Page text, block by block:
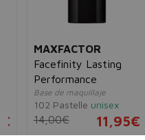
MAXFACTOR
Facefinity Lasting
Performance
Base de maquillaje
102 Pastelle unisex
14,00€ 11,95€